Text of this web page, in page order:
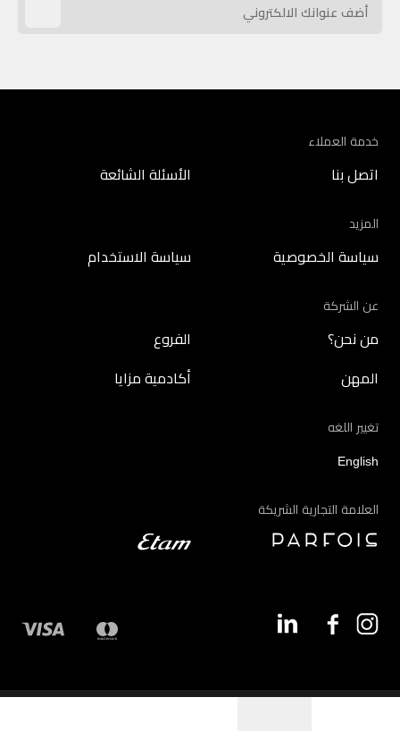
خدمة العملاء
اتصل بنا الأسئلة الشائعة
المزيد
سياسة الخصوصية سياسة الاستخدام
عن الشركة
من نحن؟ الفروع
المهن أكادمية مزايا
تغيير اللغه
English
العلامة التجارية الشريكة